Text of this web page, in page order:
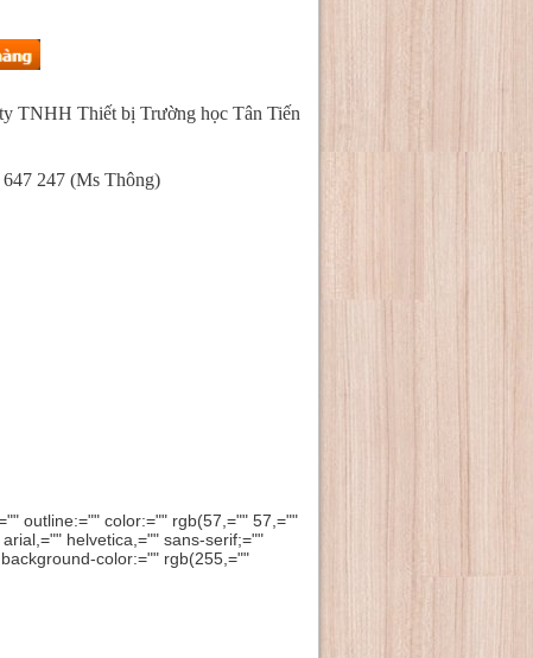
TNHH Thiết bị Trường học Tân Tiến
647 247 (Ms Thông)
outline:="" color:="" rgb(57,="" 57,=""
helvetica,="" sans-serif;=""
color:="" rgb(255,=""